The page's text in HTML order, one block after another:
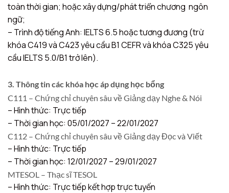
toàn thời gian; hoặc xây dựng/phát triển chương ngôn
ngữ;
– Trình độ tiếng Anh: IELTS 6.5 hoặc tương đương (trừ
khóa C419 và C423 yêu cầu B1 CEFR và khóa C325 yêu
cầu IELTS 5.0/B1 trở lên).
3. Thông tin các khóa học áp dụng học bổng
C111 – Chứng chỉ chuyên sâu về Giảng dạy Nghe & Nói
– Hình thức: Trực tiếp
– Thời gian học: 05/01/2027 – 22/01/2027
C112 – Chứng chỉ chuyên sâu về Giảng dạy Đọc và Viết
– Hình thức: Trực tiếp
– Thời gian học: 12/01/2027 – 29/01/2027
MTESOL – Thạc sĩ TESOL
– Hình thức: Trực tiếp kết hợp trực tuyến